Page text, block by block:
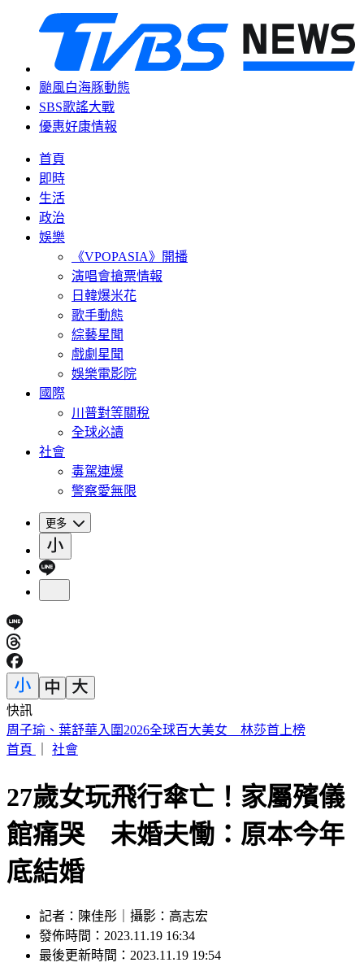
颱風白海豚動態
SBS歌謠大戰
優惠好康情報
首頁
即時
生活
政治
娛樂
《VPOPASIA》開播
演唱會搶票情報
日韓爆米花
歌手動態
綜藝星聞
戲劇星聞
娛樂電影院
國際
川普對等關稅
全球必讀
社會
毒駕連爆
警察愛無限
更多
快訊
外送發票「中獎1000萬」 繳水費也中2百萬
首頁
社會
27歲女玩飛行傘亡！家屬殯儀
館痛哭 未婚夫慟：原本今年
底結婚
記者：陳佳彤｜攝影：高志宏
發佈時間：2023.11.19 16:34
最後更新時間：2023.11.19 19:54